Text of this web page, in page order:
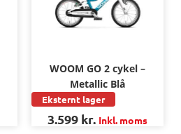
WOOM GO 2 cykel –
Metallic Blå
Eksternt lager
3.599 kr. Inkl. moms